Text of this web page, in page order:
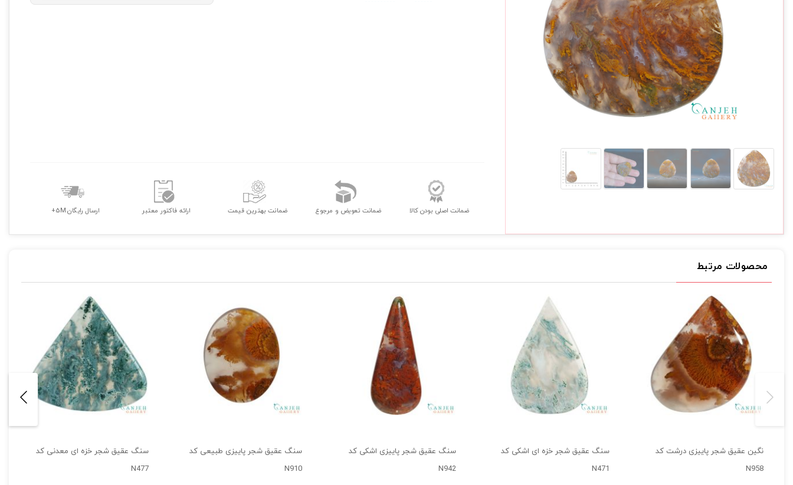
ضمانت اصلی بودن کالا ضمانت تعویض و مرجوع ضمانت بهترین قیمت ارائه فاکتور معتبر ارسال رایگان 5M+
محصولات مرتبط
نگین عقیق شجر پاییزی درشت کد
N958
سنگ عقیق شجر خزه ای اشکی کد
N471
سنگ عقیق شجر پاییزی اشکی کد
N942
سنگ عقیق شجر پاییزی طبیعی کد
N910
سنگ عقیق شجر خزه ای معدنی کد
N477